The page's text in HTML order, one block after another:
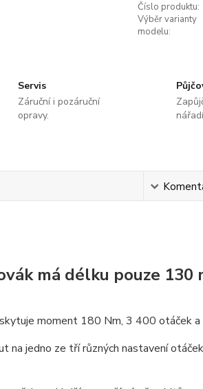
Číslo produktu:
Výběr varianty
modelu:
Servis
Záruční i pozáruční
opravy.
má délku pouze 130
moment 180 Nm, 3 400 otáček
na jedno ze tří různých nastavení